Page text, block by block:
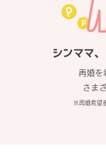
シンママ
再婚を
さま
※再婚希望